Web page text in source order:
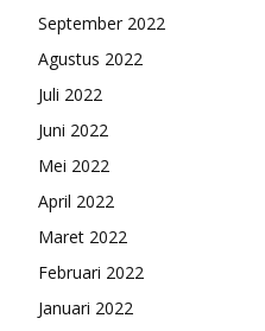
September 2022
Agustus 2022
Juli 2022
Juni 2022
Mei 2022
April 2022
Maret 2022
Februari 2022
Januari 2022